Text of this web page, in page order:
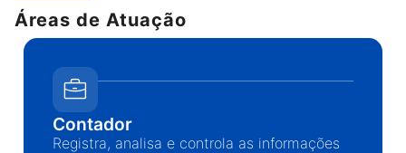
Áreas de Atuação
Contador
Registra, analisa e controla as informações